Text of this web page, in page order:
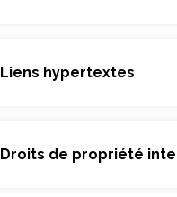
Liens hypertextes
Droits de propriété